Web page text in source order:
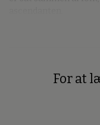
For at